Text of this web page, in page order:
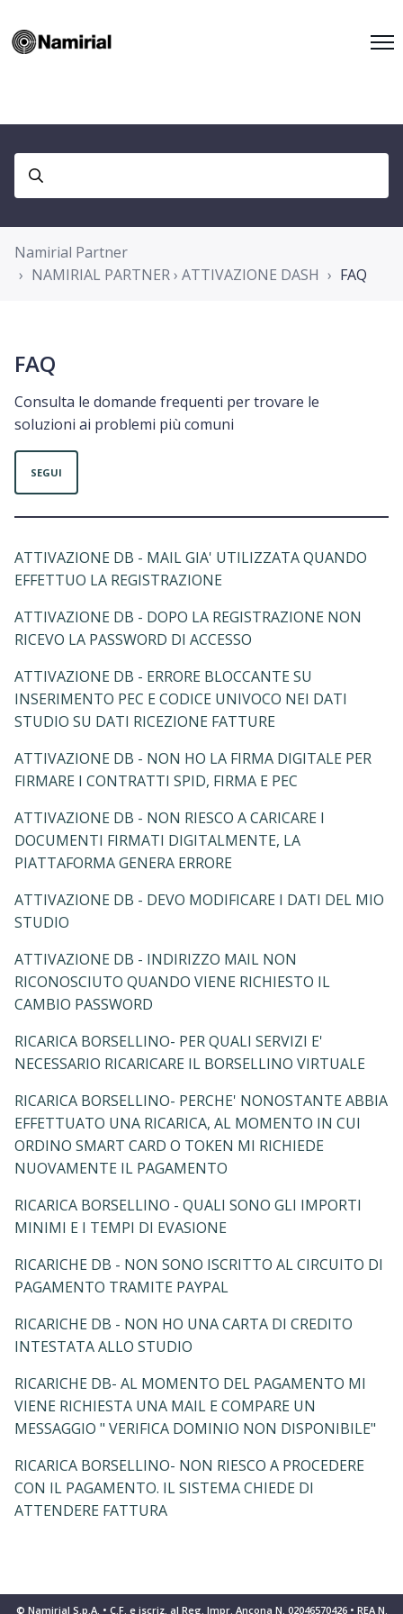
Namirial Partner
NAMIRIAL PARTNER › ATTIVAZIONE DASH
FAQ
FAQ
Consulta le domande frequenti per trovare le
soluzioni ai problemi più comuni
SEGUI
ATTIVAZIONE DB - MAIL GIA' UTILIZZATA QUANDO
EFFETTUO LA REGISTRAZIONE
ATTIVAZIONE DB - DOPO LA REGISTRAZIONE NON
RICEVO LA PASSWORD DI ACCESSO
ATTIVAZIONE DB - ERRORE BLOCCANTE SU
INSERIMENTO PEC E CODICE UNIVOCO NEI DATI
STUDIO SU DATI RICEZIONE FATTURE
ATTIVAZIONE DB - NON HO LA FIRMA DIGITALE PER
FIRMARE I CONTRATTI SPID, FIRMA E PEC
ATTIVAZIONE DB - NON RIESCO A CARICARE I
DOCUMENTI FIRMATI DIGITALMENTE, LA
PIATTAFORMA GENERA ERRORE
ATTIVAZIONE DB - DEVO MODIFICARE I DATI DEL MIO
STUDIO
ATTIVAZIONE DB - INDIRIZZO MAIL NON
RICONOSCIUTO QUANDO VIENE RICHIESTO IL
CAMBIO PASSWORD
RICARICA BORSELLINO- PER QUALI SERVIZI E'
NECESSARIO RICARICARE IL BORSELLINO VIRTUALE
RICARICA BORSELLINO- PERCHE' NONOSTANTE ABBIA
EFFETTUATO UNA RICARICA, AL MOMENTO IN CUI
ORDINO SMART CARD O TOKEN MI RICHIEDE
NUOVAMENTE IL PAGAMENTO
RICARICA BORSELLINO - QUALI SONO GLI IMPORTI
MINIMI E I TEMPI DI EVASIONE
RICARICHE DB - NON SONO ISCRITTO AL CIRCUITO DI
PAGAMENTO TRAMITE PAYPAL
RICARICHE DB - NON HO UNA CARTA DI CREDITO
INTESTATA ALLO STUDIO
RICARICHE DB- AL MOMENTO DEL PAGAMENTO MI
VIENE RICHIESTA UNA MAIL E COMPARE UN
MESSAGGIO " VERIFICA DOMINIO NON DISPONIBILE"
RICARICA BORSELLINO- NON RIESCO A PROCEDERE
CON IL PAGAMENTO. IL SISTEMA CHIEDE DI
ATTENDERE FATTURA
© Namirial S.p.A. • C.F. e iscriz. al Reg. Impr. Ancona N. 02046570426 • REA N.